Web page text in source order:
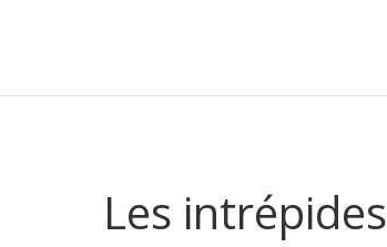
Les intrépides